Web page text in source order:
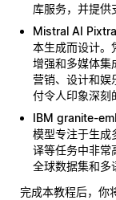
库服务，并提供
Mistral AI
本生成而设计。
增强和多媒体
营销、设计和娱
付令人印象深刻
IBM granite-
模型专注于生成
译等任务中非常
全球数据集和多
完成本教程后，你